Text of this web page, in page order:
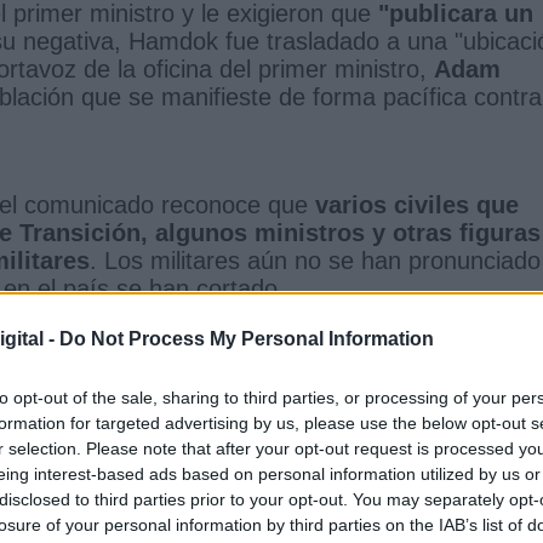
- Do Not Process My Personal Information
opt-out of the sale, sharing to third parties, or processing of your
for targeted advertising by us, please use the below opt-out
selection. Please note that after your opt-out request is processed
interest-based ads based on personal information utilized by us
to third parties prior to your opt-out. You may separately
of your personal information by third parties on the IAB’s list of
primer ministro y le exigieron que "publicara un
negativa, Hamdok fue trasladado a una
de la oficina del primer ministro, Adam
que se manifieste de forma pacífica
comunicado reconoce que varios civiles que
Transición, algunos ministros y otras figuras
. Los militares aún no se han pronunciado
el país se han cortado.
del Consejo Soberano de Transición,
Estados Unidos para el Cuerno de África,
para las elecciones, entregar el poder a las
de transición durante el mes de noviembre.